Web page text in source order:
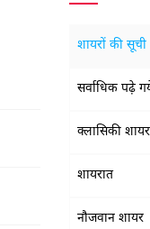
शायरों की सूची
सर्वाधिक पढ़े
क्लासिकी शायर
शायरात
नौजवान शायर